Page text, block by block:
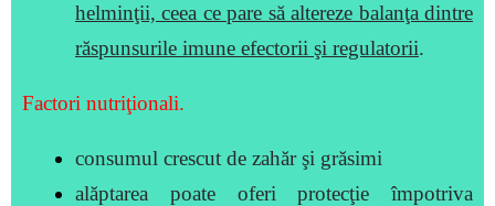
helminţii, ceea ce pare să altereze balanţa dintre
răspunsurile imune efectorii şi regulatorii.
Factori nutriţionali.
consumul crescut de zahăr şi grăsimi
alăptarea poate oferi protecţie împotriva